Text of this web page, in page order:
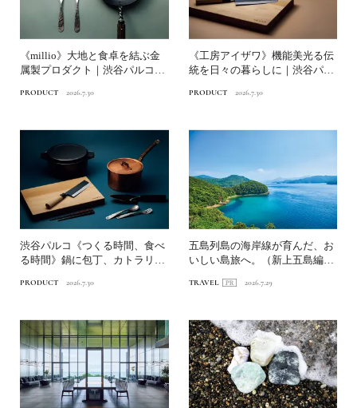
《millio》大地と食卓を結ぶ金
属製プロダクト｜渋谷パルコ
PRODUCT 2026.7.30
《工房アイザワ》機能美光る伝
統を日々の暮らしに｜渋谷パル
PRODUCT 2026.7.30
渋谷パルコ《つくる時間、食べ
る時間》鍋に包丁、カトラリ
PRODUCT 2026.7.30
五島列島の海岸線が育んだ、お
いしい島旅へ。（新上五島編）
TRAVEL 2026.7.29